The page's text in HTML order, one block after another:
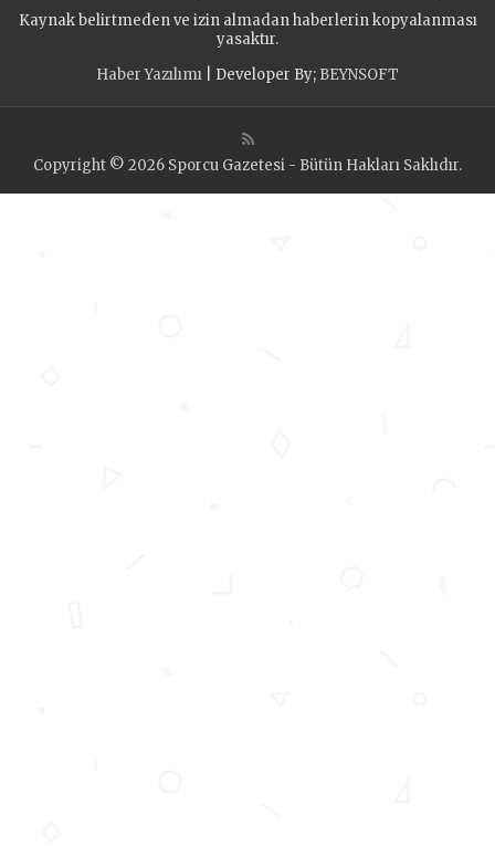
Kaynak belirtmeden ve izin almadan haberlerin kopyalanması
yasaktır.
Haber Yazılımı | Developer By; BEYNSOFT
Copyright © 2026 Sporcu Gazetesi - Bütün Hakları Saklıdır.